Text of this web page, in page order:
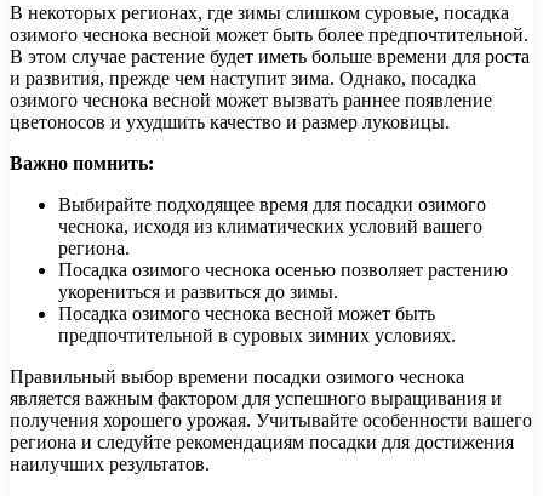
В некоторых регионах, где зимы слишком суровые, посадка
озимого чеснока весной может быть более предпочтительной.
В этом случае растение будет иметь больше времени для роста
и развития, прежде чем наступит зима. Однако, посадка
озимого чеснока весной может вызвать раннее появление
цветоносов и ухудшить качество и размер луковицы.
Важно помнить:
Выбирайте подходящее время для посадки озимого
чеснока, исходя из климатических условий вашего
региона.
Посадка озимого чеснока осенью позволяет растению
укорениться и развиться до зимы.
Посадка озимого чеснока весной может быть
предпочтительной в суровых зимних условиях.
Правильный выбор времени посадки озимого чеснока
является важным фактором для успешного выращивания и
получения хорошего урожая. Учитывайте особенности вашего
региона и следуйте рекомендациям посадки для достижения
наилучших результатов.